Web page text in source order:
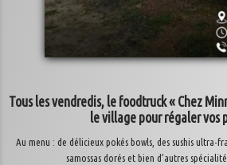
Tous les vendredis, le foodtruck « Chez
le village pour régaler vos
Au menu : de délicieux pokés bowls, des sushis ultra-
samossas dorés et bien d’autres